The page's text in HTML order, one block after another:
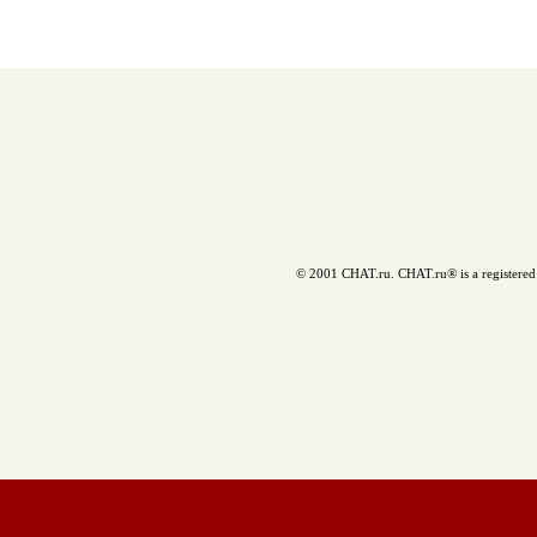
© 2001 CHAT.ru. CHAT.ru® is a